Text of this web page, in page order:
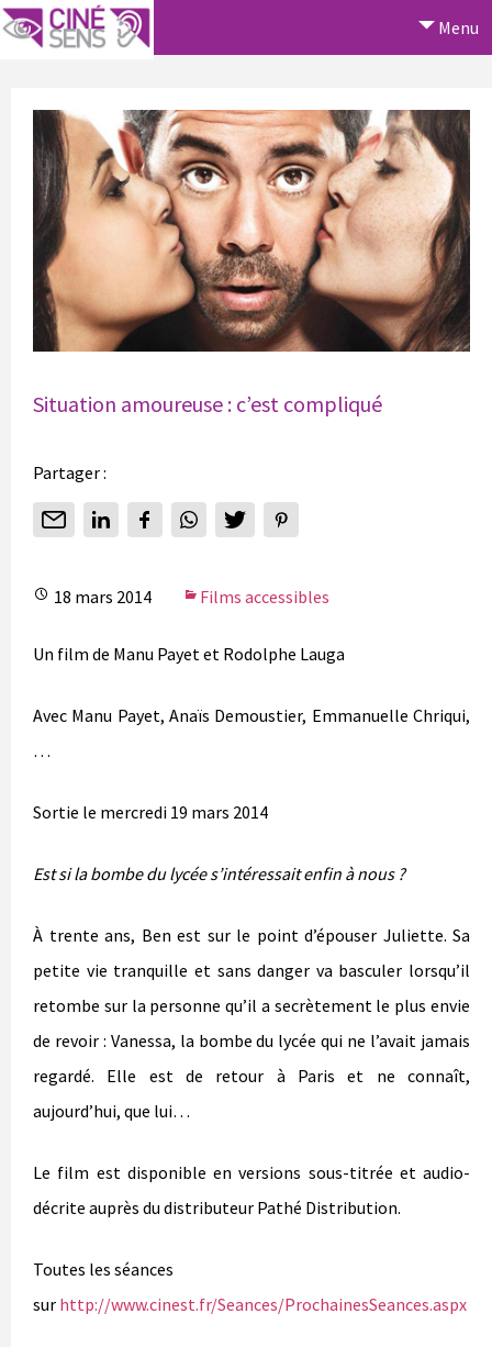
Menu
Situation amoureuse : c’est compliqué
Partager :
18 mars 2014 Films accessibles
Un film de Manu Payet et Rodolphe Lauga
Avec Manu Payet, Anaïs Demoustier, Emmanuelle Chriqui,
…
Sortie le mercredi 19 mars 2014
Est si la bombe du lycée s’intéressait enfin à nous ?
À trente ans, Ben est sur le point d’épouser Juliette. Sa
petite vie tranquille et sans danger va basculer lorsqu’il
retombe sur la personne qu’il a secrètement le plus envie
de revoir : Vanessa, la bombe du lycée qui ne l’avait jamais
regardé. Elle est de retour à Paris et ne connaît,
aujourd’hui, que lui…
Le film est disponible en versions sous-titrée et audio-
décrite auprès du distributeur Pathé Distribution.
Toutes les séances
sur http://www.cinest.fr/Seances/ProchainesSeances.aspx